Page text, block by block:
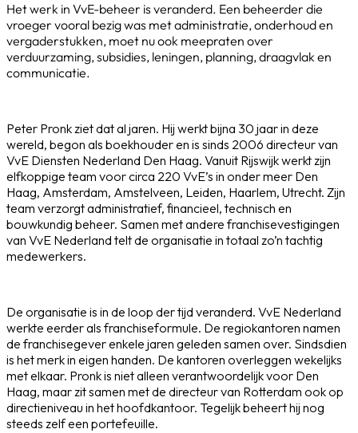
Het werk in VvE-beheer is veranderd. Een beheerder die
vroeger vooral bezig was met administratie, onderhoud en
vergaderstukken, moet nu ook meepraten over
verduurzaming, subsidies, leningen, planning, draagvlak en
communicatie.
Peter Pronk ziet dat al jaren. Hij werkt bijna 30 jaar in deze
wereld, begon als boekhouder en is sinds 2006 directeur van
VvE Diensten Nederland Den Haag. Vanuit Rijswijk werkt zijn
elfkoppige team voor circa 220 VvE’s in onder meer Den
Haag, Amsterdam, Amstelveen, Leiden, Haarlem, Utrecht. Zijn
team verzorgt administratief, financieel, technisch en
bouwkundig beheer. Samen met andere franchisevestigingen
van VvE Nederland telt de organisatie in totaal zo’n tachtig
medewerkers.
De organisatie is in de loop der tijd veranderd. VvE Nederland
werkte eerder als franchiseformule. De regiokantoren namen
de franchisegever enkele jaren geleden samen over. Sindsdien
is het merk in eigen handen. De kantoren overleggen wekelijks
met elkaar. Pronk is niet alleen verantwoordelijk voor Den
Haag, maar zit samen met de directeur van Rotterdam ook op
directieniveau in het hoofdkantoor. Tegelijk beheert hij nog
steeds zelf een portefeuille.